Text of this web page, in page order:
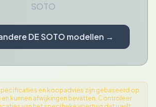
SOTO
DE SOTO modellen →
en koopadvies zijn gebaseerd op
kunnen afwijkingen bevatten. Controleer